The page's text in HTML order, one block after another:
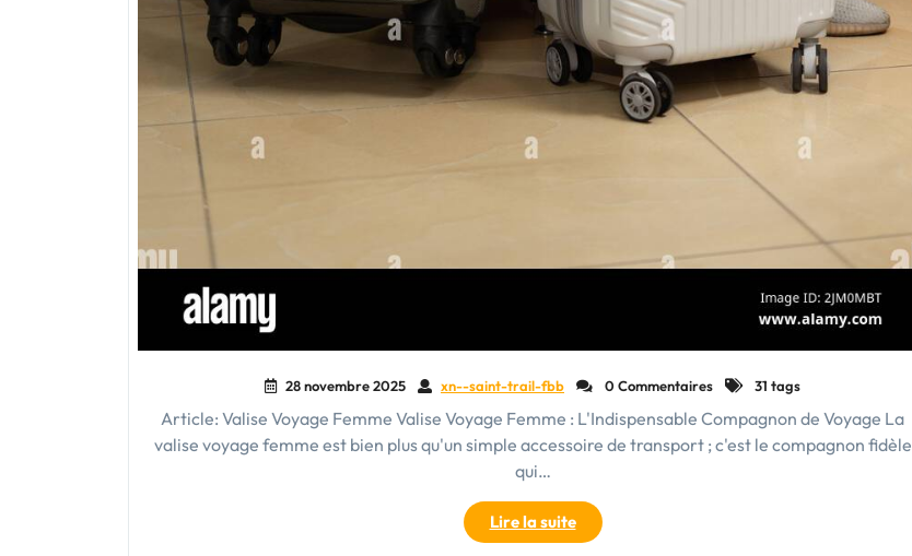
28 novembre 2025 xn--saint-trail-fbb 0 Commentaires 31 tags
Article: Valise Voyage Femme Valise Voyage Femme : L'Indispensable Compagnon de Voyage La
valise voyage femme est bien plus qu'un simple accessoire de transport ; c'est le compagnon fidèle
qui…
Lire la suite"Guide
d’Achat: